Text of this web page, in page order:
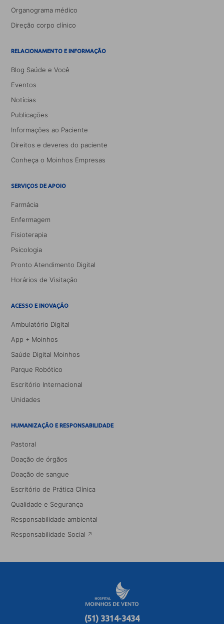
Organograma médico
Direção corpo clínico
RELACIONAMENTO E INFORMAÇÃO
Blog Saúde e Você
Eventos
Notícias
Publicações
Informações ao Paciente
Direitos e deveres do paciente
Conheça o Moinhos Empresas
SERVIÇOS DE APOIO
Farmácia
Enfermagem
Fisioterapia
Psicologia
Pronto Atendimento Digital
Horários de Visitação
ACESSO E INOVAÇÃO
Ambulatório Digital
App + Moinhos
Saúde Digital Moinhos
Parque Robótico
Escritório Internacional
Unidades
HUMANIZAÇÃO E RESPONSABILIDADE
Pastoral
Doação de órgãos
Doação de sangue
Escritório de Prática Clínica
Qualidade e Segurança
Responsabilidade ambiental
Responsabilidade Social
(51) 3314-3434